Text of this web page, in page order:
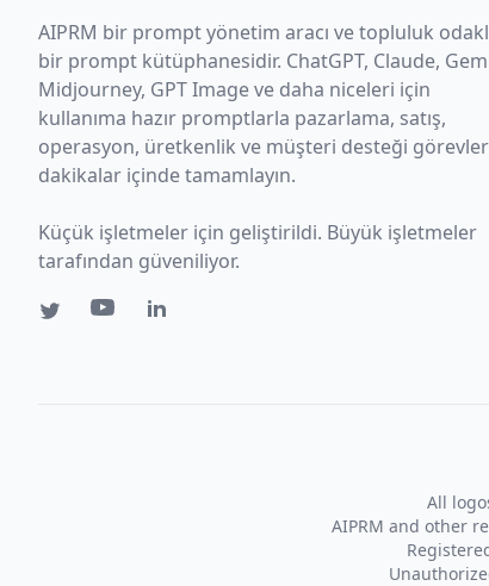
AIPRM bir prompt yönetim aracı ve topluluk
bir prompt kütüphanesidir. ChatGPT, Claude,
Midjourney, GPT Image ve daha niceleri için
kullanıma hazır promptlarla pazarlama, satış,
operasyon, üretkenlik ve müşteri desteği
dakikalar içinde tamamlayın.
Küçük işletmeler için geliştirildi. Büyük işletmeler
tarafından güveniliyor.
All
AIPRM and other